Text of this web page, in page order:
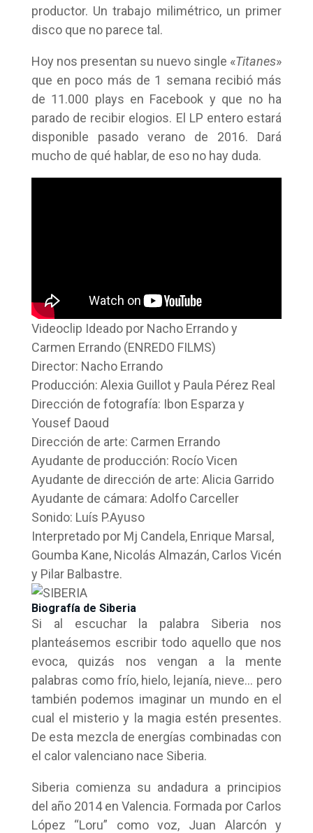
productor. Un trabajo milimétrico, un primer
disco que no parece tal.
Hoy nos presentan su nuevo single «Titanes»
que en poco más de 1 semana recibió más
de 11.000 plays en Facebook y que no ha
parado de recibir elogios. El LP entero estará
disponible pasado verano de 2016. Dará
mucho de qué hablar, de eso no hay duda.
Videoclip Ideado por Nacho Errando y
Carmen Errando (ENREDO FILMS)
Director: Nacho Errando
Producción: Alexia Guillot y Paula Pérez Real
Dirección de fotografía: Ibon Esparza y
Yousef Daoud
Dirección de arte: Carmen Errando
Ayudante de producción: Rocío Vicen
Ayudante de dirección de arte: Alicia Garrido
Ayudante de cámara: Adolfo Carceller
Sonido: Luís P.Ayuso
Interpretado por Mj Candela, Enrique Marsal,
Goumba Kane, Nicolás Almazán, Carlos Vicén
y Pilar Balbastre.
Biografía de Siberia
Si al escuchar la palabra Siberia nos
planteásemos escribir todo aquello que nos
evoca, quizás nos vengan a la mente
palabras como frío, hielo, lejanía, nieve… pero
también podemos imaginar un mundo en el
cual el misterio y la magia estén presentes.
De esta mezcla de energías combinadas con
el calor valenciano nace Siberia.
Siberia comienza su andadura a principios
del año 2014 en Valencia. Formada por Carlos
López “Loru” como voz, Juan Alarcón y